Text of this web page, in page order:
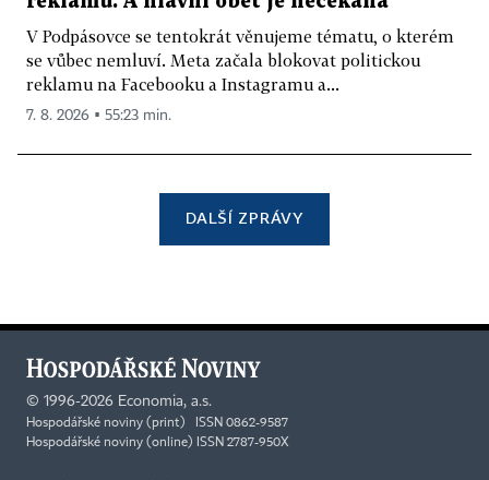
V Podpásovce se tentokrát věnujeme tématu, o kterém
se vůbec nemluví. Meta začala blokovat politickou
reklamu na Facebooku a Instagramu a...
7. 8. 2026 ▪ 55:23 min.
DALŠÍ ZPRÁVY
© 1996-2026 Economia, a.s.
Hospodářské noviny (print) ISSN 0862-9587
Hospodářské noviny (online) ISSN 2787-950X